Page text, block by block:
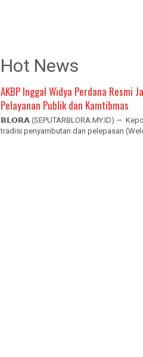
Hot News
AKBP Inggal Widya Perdana Resmi
Pelayanan Publik dan Kamtibmas
𝗕𝗟𝗢𝗥𝗔 (SEPUTARBLORA.MY.ID) —
tradisi penyambutan dan pelepasan